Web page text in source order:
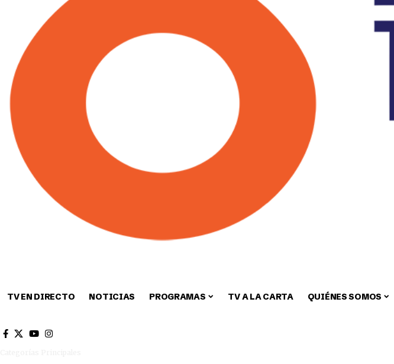
TV EN DIRECTO NOTICIAS PROGRAMAS TV A LA CARTA QUIÉNES SOMOS